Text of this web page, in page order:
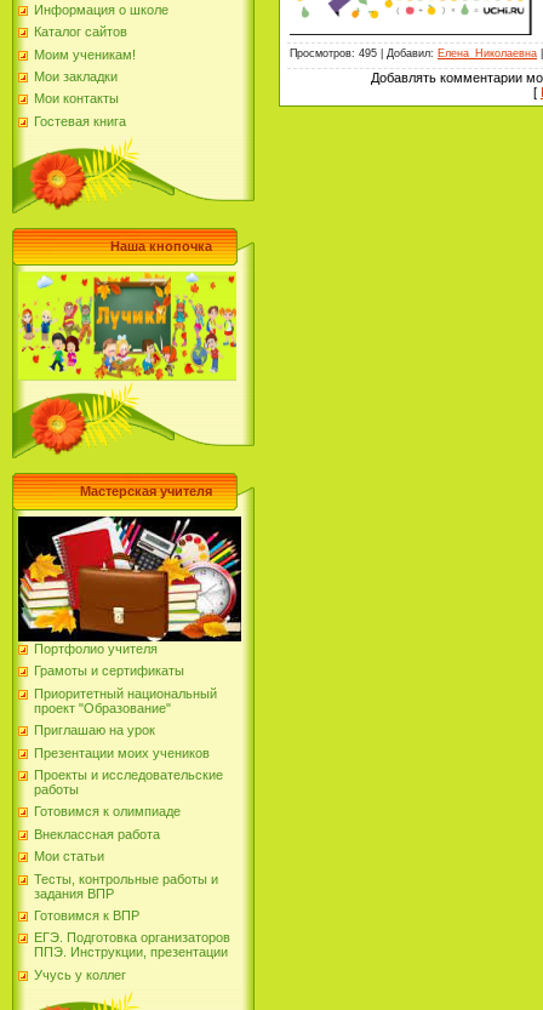
Информация о школе
Каталог сайтов
Моим ученикам!
Мои закладки
Мои контакты
Гостевая книга
Наша кнопочка
Мастерская учителя
Портфолио учителя
Грамоты и сертификаты
Приоритетный национальный
проект "Образование"
Приглашаю на урок
Презентации моих учеников
Проекты и исследовательские
работы
Готовимся к олимпиаде
Внеклассная работа
Мои статьи
Тесты, контрольные работы и
задания ВПР
Готовимся к ВПР
ЕГЭ. Подготовка организаторов
ППЭ. Инструкции, презентации
Учусь у коллег
Просмотров: 495 | Добавил: Елена_Николаевна
Добавлять комментарии
[